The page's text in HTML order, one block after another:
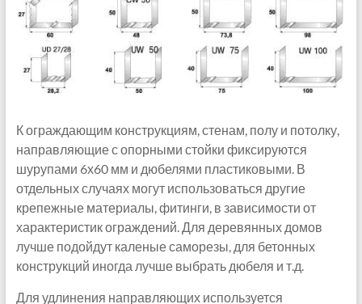
К ограждающим конструкциям, стенам, полу и потолку,
направляющие с опорными стойки фиксируются
шурупами 6х60 мм и дюбелями пластиковыми. В
отдельных случаях могут использоваться другие
крепежные материалы, фитинги, в зависимости от
характеристик ограждений. Для деревянных домов
лучше подойдут каленые саморезы, для бетонных
конструкций иногда лучше выбрать дюбеля и т.д.
Для удлинения направляющих используется